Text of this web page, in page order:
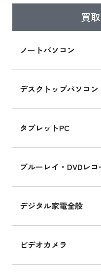
買
ノートパソコン
デスクトップパソコン
タブレットPC
ブルーレイ・DVDレコ
デジタル家電全般
ビデオカメラ
ら
iPad mini シリー
iPad mini 8.3
iPhone 16 シリ
iPhone 16 の新
iPad Air 11イン
iPad Air 11イ
iPhone 15